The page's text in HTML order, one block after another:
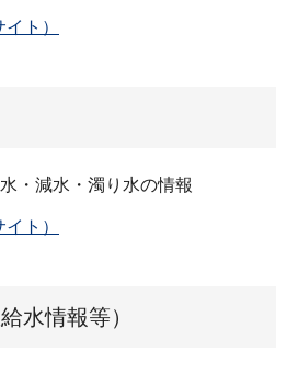
ト）
・減水・濁り水の情報
ト）
水情報等）